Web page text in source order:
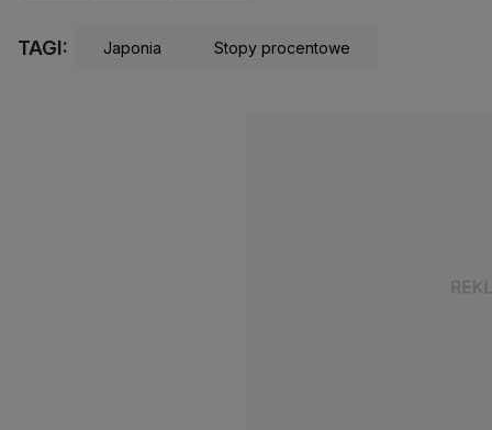
TAGI: Japonia Stopy procentowe